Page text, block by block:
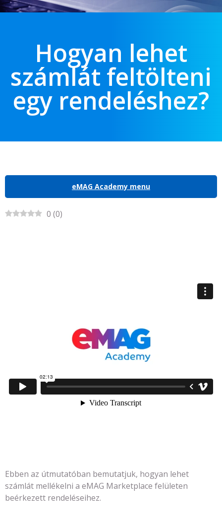
Hogyan lehet
számlát feltölteni
egy rendeléshez?
eMAG Academy menu
0 (0)
Ebben az útmutatóban bemutatjuk, hogyan lehet
számlát mellékelni a eMAG Marketplace felületen
beérkezett rendeléseihez.